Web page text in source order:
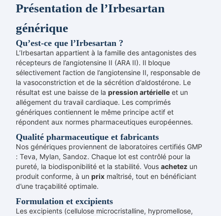
Présentation de l’Irbesartan
générique
Qu’est-ce que l’Irbesartan ?
L’Irbesartan appartient à la famille des antagonistes des
récepteurs de l’angiotensine II (ARA II). Il bloque
sélectivement l’action de l’angiotensine II, responsable de
la vasoconstriction et de la sécrétion d’aldostérone. Le
résultat est une baisse de la pression artérielle et un
allégement du travail cardiaque. Les comprimés
génériques contiennent le même principe actif et
répondent aux normes pharmaceutiques européennes.
Qualité pharmaceutique et fabricants
Nos génériques proviennent de laboratoires certifiés GMP
: Teva, Mylan, Sandoz. Chaque lot est contrôlé pour la
pureté, la biodisponibilité et la stabilité. Vous achetez un
produit conforme, à un prix maîtrisé, tout en bénéficiant
d’une traçabilité optimale.
Formulation et excipients
Les excipients (cellulose microcristalline, hypromellose,